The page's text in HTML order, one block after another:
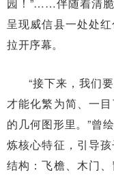
园！”……伴随着清
呈现威信县一处处
拉开序幕。
“接下来，我们
才能化繁为简、一
的几何图形里。”曾
炼核心特征，引导
结构：飞檐、木门